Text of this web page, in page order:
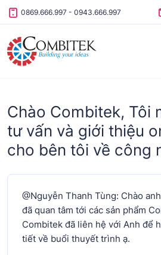
Skip to content
0869.666.997 - 0943.666.997
Chào Combitek, Tôi
tư vấn và giới thiệu
cho bên tôi về công
@Nguyễn Thanh Tùng: Chào
đã quan tâm tới các sản phẩm
Combitek đã liên hệ với Anh để
tiết về buổi thuyết trình ạ.